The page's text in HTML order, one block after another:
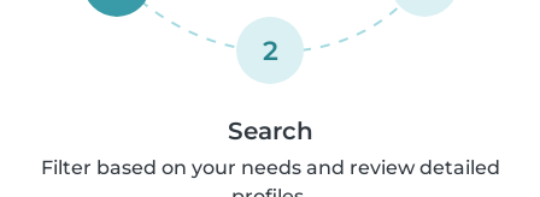
2
Search
Filter based on your needs and review detailed